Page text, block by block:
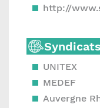
http://
UNITEX
MEDEF
Auvergne